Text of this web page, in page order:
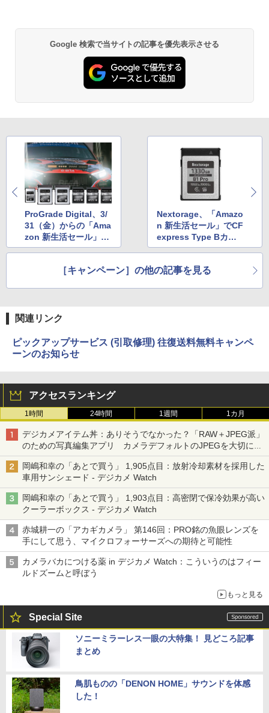
Google 検索で当サイトの記事を優先表示させる
ProGrade Digital、3/
31（金）からの「Ama
zon 新生活セール」で
最大36％の割引セール
Nextorage、「Amazo
n 新生活セール」でCF
express Type Bカー
ドなど20％前後の割引
［キャンペーン］の他の記事を見る
関連リンク
ピックアップサービス (引取修理) 往復送料無料キャンペ
ーンのお知らせ
アクセスランキング
1時間 24時間 1週間 1カ月
デジカメアイテム丼：ありそうでなかった？「RAW＋JPEG派」
のための写真編集アプリ カメラデフォルトのJPEGを大切にす
る「Filmator」
岡嶋和幸の「あとで買う」 1,905点目：放射冷却素材を採用した
車用サンシェード - デジカメ Watch
岡嶋和幸の「あとで買う」 1,903点目：高密閉で保冷効果が高い
クーラーボックス - デジカメ Watch
赤城耕一の「アカギカメラ」 第146回：PRO銘の魚眼レンズを
手にして思う、マイクロフォーサーズへの期待と可能性
カメラバカにつける薬 in デジカメ Watch：こういうのはフィー
ルドズームと呼ぼう
もっと見る
Special Site
ソニーミラーレス一眼の大特集！ 見どころ記事
まとめ
鳥肌ものの「DENON HOME」サウンドを体感
した！